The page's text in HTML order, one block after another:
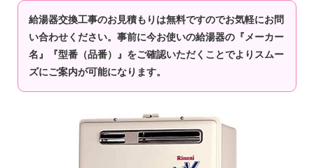
給湯器交換工事のお見積もりは無料ですのでお気軽にお問
い合わせください。事前に今お使いの給湯器の『メーカー
名』『型番（品番）』をご確認いただくことでよりスムー
ズにご案内が可能になります。